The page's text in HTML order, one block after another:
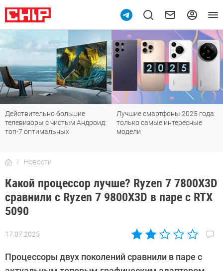
Лучшие смартфоны 2025 года:
только самые интересные
модели
Смартфоны до 30 000 рублей с
хорошей камерой: топ-6
лучших
Новости
Какой процессор лучше? Ryzen 7 7800X3D
сравнили с Ryzen 7 9800X3D в паре с RTX
5090
17.07.2025
Автор:
Калашников
Процессоры двух поколений сравнили в паре с